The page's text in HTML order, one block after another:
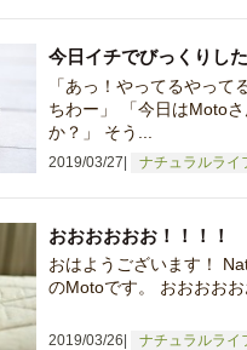
2019/03/27 ナチュラルライ
今日イチでびっくりし
「あっ！やってるやって
ちわー」 「今日はMoto
か？」 そう...
2019/03/26 ナチュラルライ
おおおおおお！！！！
おはようございます！
のMotoです。 おおおお